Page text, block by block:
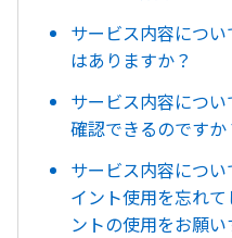
サービス内容につ
はありますか？
サービス内容につ
確認できるのですか
サービス内容につ
イント使用を忘れ
ントの使用をお願